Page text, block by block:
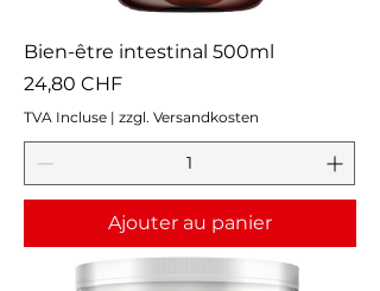
Bien-être intestinal 500ml
Prix
24,80 CHF
TVA Incluse | zzgl. Versandkosten
Ajouter au panier